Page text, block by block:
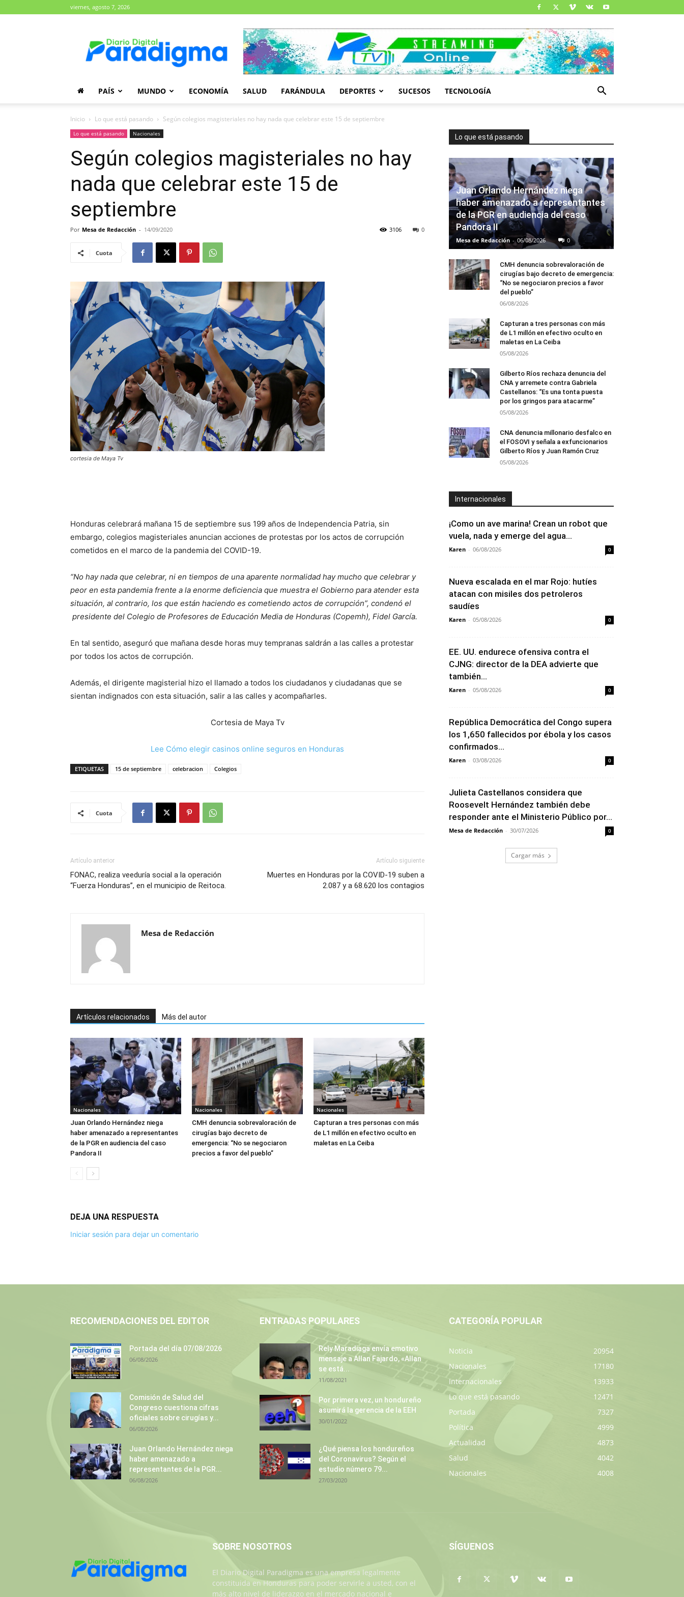
viernes, agosto 7, 2026
Paradigma
PAÍS MUNDO ECONOMÍA SALUD FARÁNDULA DEPORTES SUCESOS TECNOLOGÍA
Inicio Lo que está pasando Según colegios magisteriales no hay nada que celebrar este 15 de septiembre
Lo que está pasando Nacionales
Según colegios magisteriales no hay
nada que celebrar este 15 de
septiembre
Por Mesa de Redacción - 14/09/2020 0
3106
Cuota
cortesia de Maya Tv
Honduras celebrará mañana 15 de septiembre sus 199 años de Independencia Patria, sin
embargo, colegios magisteriales anuncian acciones de protestas por los actos de corrupción
cometidos en el marco de la pandemia del COVID-19.
“No hay nada que celebrar, ni en tiempos de una aparente normalidad hay mucho que celebrar y
peor en esta pandemia frente a la enorme deficiencia que muestra el Gobierno para atender esta
situación, al contrario, los que están haciendo es cometiendo actos de corrupción”, condenó el
presidente del Colegio de Profesores de Educación Media de Honduras (Copemh), Fidel García.
En tal sentido, aseguró que mañana desde horas muy tempranas saldrán a las calles a protestar
por todos los actos de corrupción.
Además, el dirigente magisterial hizo el llamado a todos los ciudadanos y ciudadanas que se
sientan indignados con esta situación, salir a las calles y acompañarles.
Cortesia de Maya Tv
Lee Cómo elegir casinos online seguros en Honduras
ETIQUETAS 15 de septiembre celebracion Colegios
Cuota
Artículo anterior
FONAC, realiza veeduría social a la operación
“Fuerza Honduras”, en el municipio de Reitoca.
Artículo siguiente
Muertes en Honduras por la COVID-19 suben a
2.087 y a 68.620 los contagios
Mesa de Redacción
Artículos relacionados Más del autor
Nacionales
Juan Orlando Hernández niega
haber amenazado a representantes
de la PGR en audiencia del caso
Pandora II
Nacionales
CMH denuncia sobrevaloración de
cirugías bajo decreto de
emergencia: “No se negociaron
precios a favor del pueblo”
Nacionales
Capturan a tres personas con más
de L1 millón en efectivo oculto en
maletas en La Ceiba
DEJA UNA RESPUESTA
Iniciar sesión para dejar un comentario
Lo que está pasando
Juan Orlando Hernández niega
haber amenazado a representantes
de la PGR en audiencia del caso
Pandora II
Mesa de Redacción - 06/08/2026 0
CMH denuncia sobrevaloración de
cirugías bajo decreto de emergencia:
“No se negociaron precios a favor
del pueblo”
06/08/2026
Capturan a tres personas con más
de L1 millón en efectivo oculto en
maletas en La Ceiba
05/08/2026
Gilberto Ríos rechaza denuncia del
CNA y arremete contra Gabriela
Castellanos: “Es una tonta puesta
por los gringos para atacarme”
05/08/2026
CNA denuncia millonario desfalco en
el FOSOVI y señala a exfuncionarios
Gilberto Ríos y Juan Ramón Cruz
05/08/2026
Internacionales
¡Como un ave marina! Crean un robot que
vuela, nada y emerge del agua...
Karen - 06/08/2026 0
Nueva escalada en el mar Rojo: hutíes
atacan con misiles dos petroleros
saudíes
Karen - 05/08/2026 0
EE. UU. endurece ofensiva contra el
CJNG: director de la DEA advierte que
también...
Karen - 05/08/2026 0
República Democrática del Congo supera
los 1,650 fallecidos por ébola y los casos
confirmados...
Karen - 03/08/2026 0
Julieta Castellanos considera que
Roosevelt Hernández también debe
responder ante el Ministerio Público por...
Mesa de Redacción - 30/07/2026 0
Cargar más
RECOMENDACIONES DEL EDITOR
Portada del día 07/08/2026
06/08/2026
Comisión de Salud del
Congreso cuestiona cifras
oficiales sobre cirugías y...
06/08/2026
Juan Orlando Hernández niega
haber amenazado a
representantes de la PGR...
06/08/2026
ENTRADAS POPULARES
Rely Maradiaga envía emotivo
mensaje a Allan Fajardo, «Allan
se está...
11/08/2021
Por primera vez, un hondureño
asumirá la gerencia de la EEH
30/01/2022
¿Qué piensa los hondureños
del Coronavirus? Según el
estudio número 79...
27/03/2020
CATEGORÍA POPULAR
Noticia
20954
Nacionales
17180
Internacionales
13933
Lo que está pasando
12471
Portada
7327
Política
4999
Actualidad
4873
Salud
4042
Nacionales
4008
SOBRE NOSOTROS
El Diario Digital Paradigma es una empresa legalmente
constituida en Honduras para poder servirle a usted, con el
más alto nivel de liderazgo en el mercado nacional e
SÍGUENOS